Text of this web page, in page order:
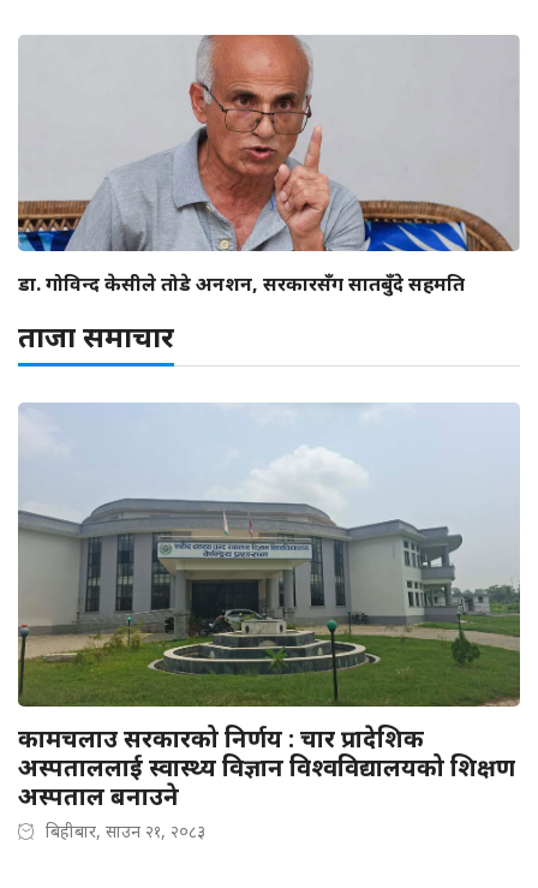
डा. गोविन्द केसीले तोडे अनशन, सरकारसँग सातबुँदे सहमति
ताजा समाचार
कामचलाउ सरकारको निर्णय : चार प्रादेशिक
अस्पताललाई स्वास्थ्य विज्ञान विश्वविद्यालयको शिक्षण
अस्पताल बनाउने
बिहीबार, साउन २१, २०८३